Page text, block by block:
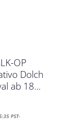
OP
Dolch
ab 18…
PST-